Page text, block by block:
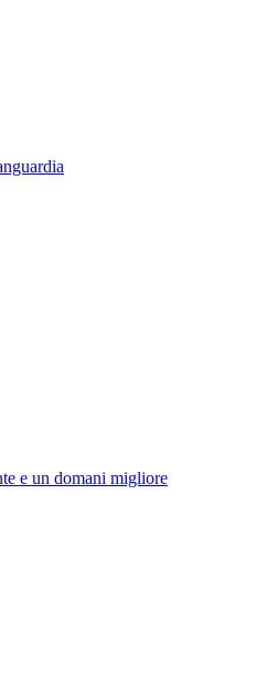
e un domani migliore